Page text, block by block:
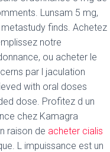
Lunsam 5 mg,
metastudy finds. Achetez
notre
ou acheter le
par l jaculation
with oral doses
dose. Profitez d un
chez Kamagra
raison de acheter cialis
L impuissance est un